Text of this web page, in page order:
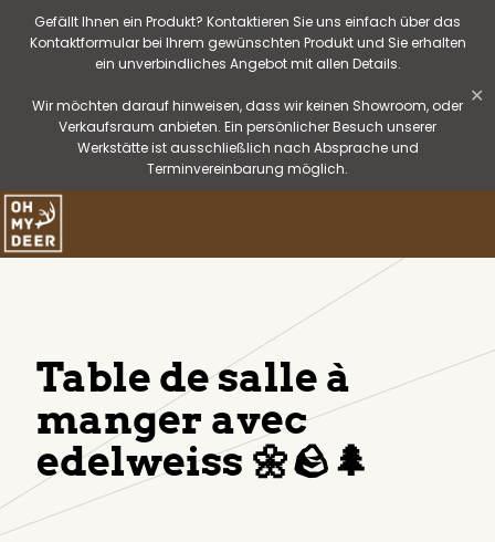
Gefällt Ihnen ein Produkt? Kontaktieren Sie uns einfach über das
Kontaktformular bei Ihrem gewünschten Produkt und Sie erhalten
ein unverbindliches Angebot mit allen Details.
Wir möchten darauf hinweisen, dass wir keinen Showroom, oder
Verkaufsraum anbieten. Ein persönlicher Besuch unserer
Werkstätte ist ausschließlich nach Absprache und
Terminvereinbarung möglich.
✕
Table de salle à
manger avec
edelweiss 🌼🪨🌲